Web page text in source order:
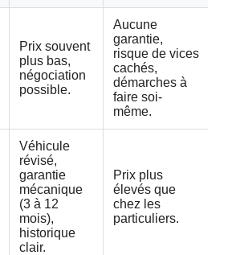
Prix souvent
plus bas,
négociation
possible.
Aucune
garantie,
risque de vices
cachés,
démarches à
faire soi-
même.
Véhicule
révisé,
garantie
mécanique
(3 à 12
mois),
historique
clair.
Prix plus
élevés que
chez les
particuliers.